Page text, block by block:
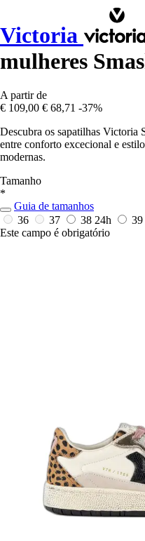
Victoria
mulheres
A partir de
€ 109,00 € 68,71 -37%
Descubra os sapatilhas Victoria
entre conforto excecional e
modernas.
Tamanho
*
Guia de tamanhos
36
37 38 24h 39
Este campo é obrigatório